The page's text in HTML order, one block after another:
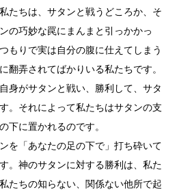
たちは、サタンと戦うどころか、そ
の巧妙な罠にまんまと引っかかっ
もりで実は自分の腹に仕えてしまう
翻弄されてばかりいる私たちです。
身がサタンと戦い、勝利して、サタ
。それによって私たちはサタンの支
下に置かれるのです。
を「あなたの足の下で」打ち砕いて
。神のサタンに対する勝利は、私た
たちの知らない、関係ない他所で起